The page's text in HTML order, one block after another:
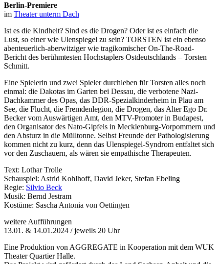
Berlin-Premiere
im Theater unterm Dach
Ist es die Kindheit? Sind es die Drogen? Oder ist es einfach die
Lust, so einer wie Ulenspiegel zu sein? TORSTEN ist ein ebenso
abenteuerlich-aberwitziger wie tragikomischer On-The-Road-
Bericht des berühmtesten Hochstaplers Ostdeutschlands – Torsten
Schmitt.
Eine Spielerin und zwei Spieler durchleben für Torsten alles noch
einmal: die Dakotas im Garten bei Dessau, die verbotene Nazi-
Dachkammer des Opas, das DDR-Spezialkinderheim in Plau am
See, die Flucht, die Fremdenlegion, die Drogen, das Alter Ego Dr.
Becker vom Auswärtigen Amt, den MTV-Promoter in Budapest,
den Organisator des Nato-Gipfels in Mecklenburg-Vorpommern und
den Absturz in die Mülltonne. Selbst Freunde der Pathologisierung
kommen nicht zu kurz, denn das Ulenspiegel-Syndrom entfaltet sich
vor den Zuschauern, als wären sie empathische Therapeuten.
Text: Lothar Trolle
Schauspiel: Astrid Kohlhoff, David Jeker, Stefan Ebeling
Regie: Silvio Beck
Musik: Bernd Jestram
Kostüme: Sascha Antonia von Oettingen
weitere Aufführungen
13.01. & 14.01.2024 / jeweils 20 Uhr
Eine Produktion von AGGREGATE in Kooperation mit dem WUK
Theater Quartier Halle.